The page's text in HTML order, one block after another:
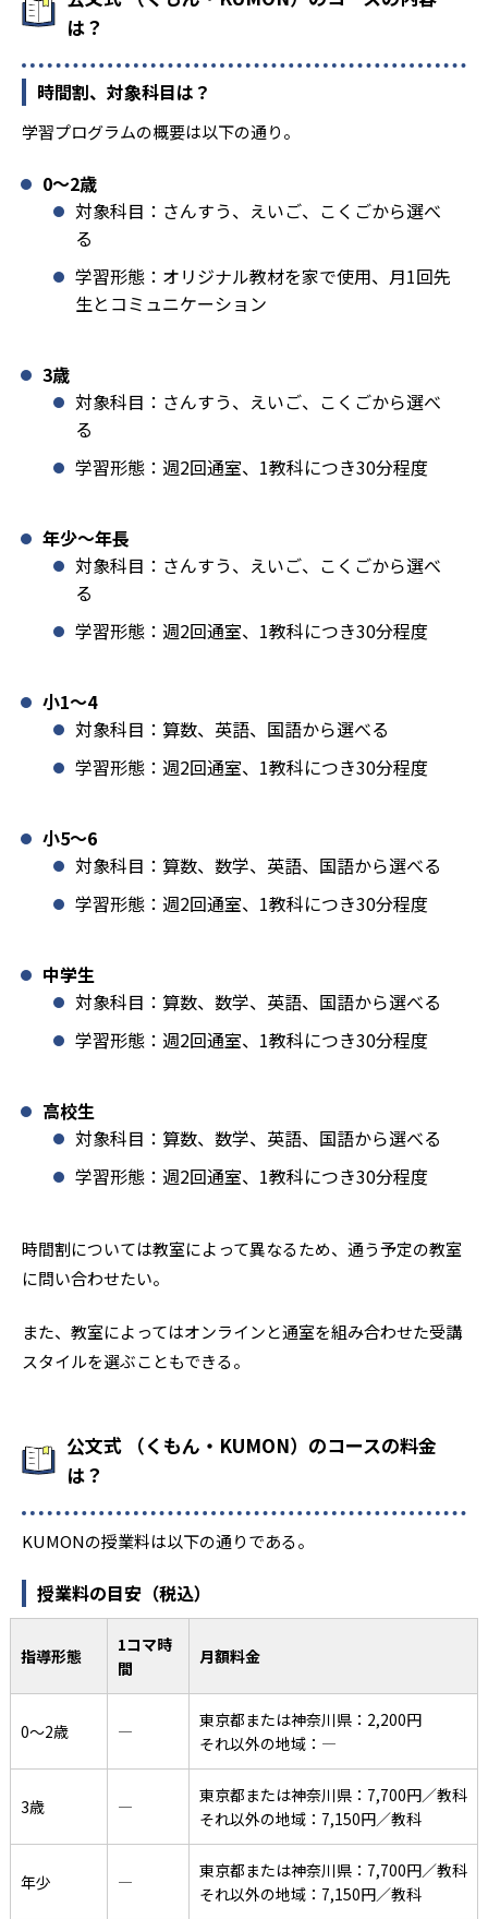
は？
時間割、対象科目は？
学習プログラムの概要は以下の通り。
0〜2歳
対象科目：さんすう、えいご、こくごから選べ
る
学習形態：オリジナル教材を家で使用、月1回先
生とコミュニケーション
3歳
対象科目：さんすう、えいご、こくごから選べ
る
学習形態：週2回通室、1教科につき30分程度
年少〜年長
対象科目：さんすう、えいご、こくごから選べ
る
学習形態：週2回通室、1教科につき30分程度
小1️〜4
対象科目：算数、英語、国語から選べる
学習形態：週2回通室、1教科につき30分程度
小5〜6
対象科目：算数、数学、英語、国語から選べる
学習形態：週2回通室、1教科につき30分程度
中学生
対象科目：算数、数学、英語、国語から選べる
学習形態：週2回通室、1教科につき30分程度
高校生
対象科目：算数、数学、英語、国語から選べる
学習形態：週2回通室、1教科につき30分程度
時間割については教室によって異なるため、通う予定の教室
に問い合わせたい。
また、教室によってはオンラインと通室を組み合わせた受講
スタイルを選ぶこともできる。
公文式 （くもん・KUMON）のコースの料金
は？
KUMONの授業料は以下の通りである。
授業料の目安（税込）
指導形態
1コマ時
間
月額料金
0〜2歳 ―
東京都または神奈川県：2,200円
それ以外の地域：―
3歳 ―
東京都または神奈川県：7,700円／教科
それ以外の地域：7,150円／教科
年少 ―
東京都または神奈川県：7,700円／教科
それ以外の地域：7,150円／教科